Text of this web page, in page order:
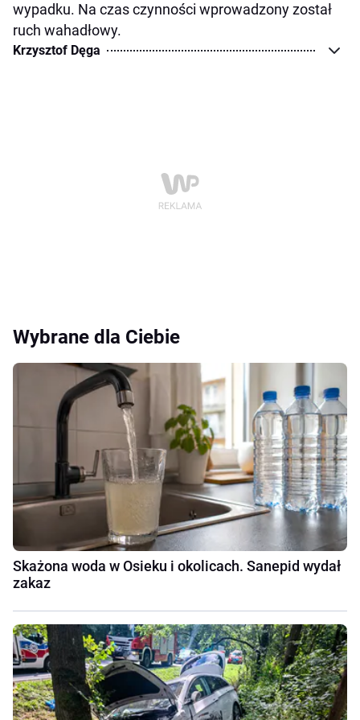
wypadku. Na czas czynności wprowadzony został
ruch wahadłowy.
Krzysztof Dęga
Wybrane dla Ciebie
Skażona woda w Osieku i okolicach. Sanepid wydał
zakaz